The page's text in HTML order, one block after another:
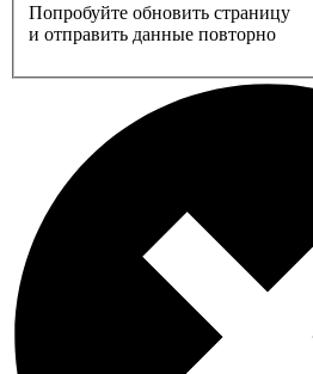
Попробуйте обновить страницу
и отправить данные повторно